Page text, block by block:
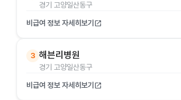
경기 고양일산동구
비급여 정보 자세히보기 open_in_new
3 해븐리병원
경기 고양일산동구
비급여 정보 자세히보기 open_in_new